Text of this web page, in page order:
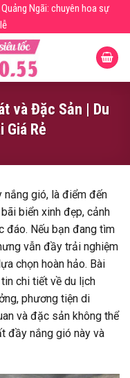
Ngãi: chuyên hoa sự
và Đặc Sản | Du
Giá Rẻ
nắng gió, là điểm đến
biển xinh đẹp, cảnh
đáo. Nếu bạn đang tìm
vẫn đầy trải nghiệm
chọn hoàn hảo. Bài
chi tiết về du lịch
phương tiện di
và đặc sản không thể
đầy nắng gió này và